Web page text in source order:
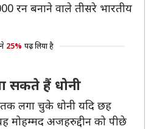
रन बनाने वाले तीसरे भारतीय
25% पढ़ लिया है
सकते हैं धोनी
लगा चुके धोनी यदि छह
मोहम्मद अजहरुद्दीन को पीछे